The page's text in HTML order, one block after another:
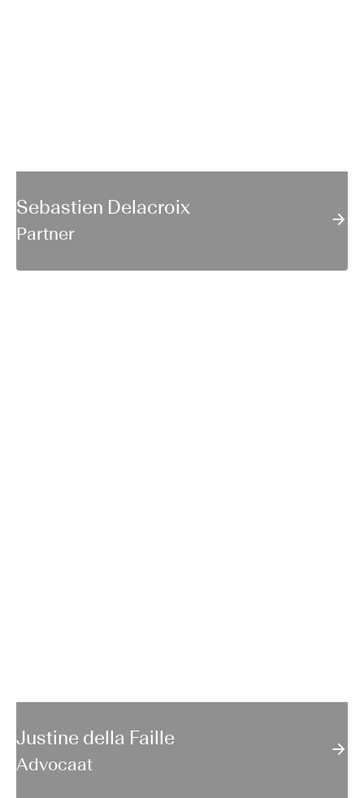
Sebastien Delacroix
Partner
Justine della Faille
Advocaat